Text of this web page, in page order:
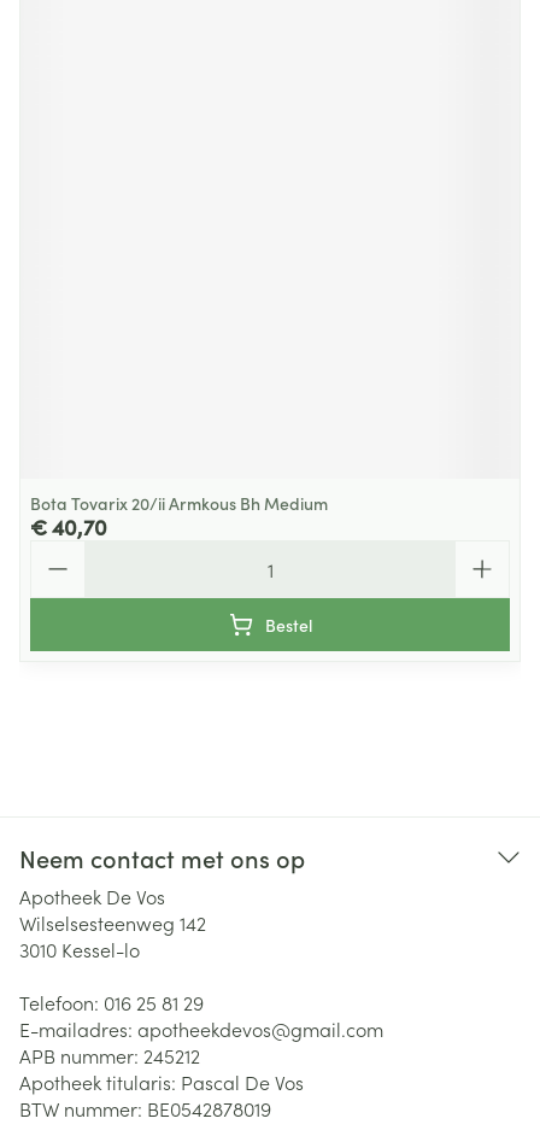
Bota Tovarix 20/ii Armkous Bh Medium
€ 40,70
Bestel
Neem contact met ons op
Apotheek De Vos
Wilselsesteenweg 142
3010 Kessel-lo
Telefoon: 016 25 81 29
E-mailadres: apotheekdevos@gmail.com
APB nummer: 245212
Apotheek titularis: Pascal De Vos
BTW nummer: BE0542878019